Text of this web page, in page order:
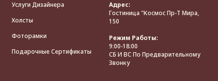
Услуги Дизайнера
Холсты
Фоторамки
Подарочные Сертификаты
Адрес:
Гостиница "Космос Пр-Т Мира,
150
Режим Работы:
9:00-18:00
СБ И ВС По Предварительному
Звонку